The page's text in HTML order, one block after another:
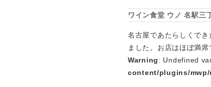
ワイン食堂 ウノ 名駅
名古屋であたらしくで
ました。お店はほぼ満
Warning: Undefined
content/plugins/